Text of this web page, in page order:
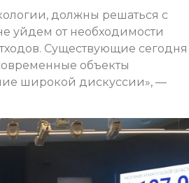
должны решаться с
уйдем от необходимости
Существующие сегодня
объекты
широкой дискуссии», —